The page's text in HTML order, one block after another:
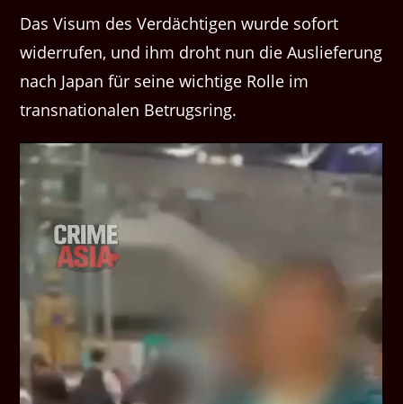
Das Visum des Verdächtigen wurde sofort
widerrufen, und ihm droht nun die Auslieferung
nach Japan für seine wichtige Rolle im
transnationalen Betrugsring.